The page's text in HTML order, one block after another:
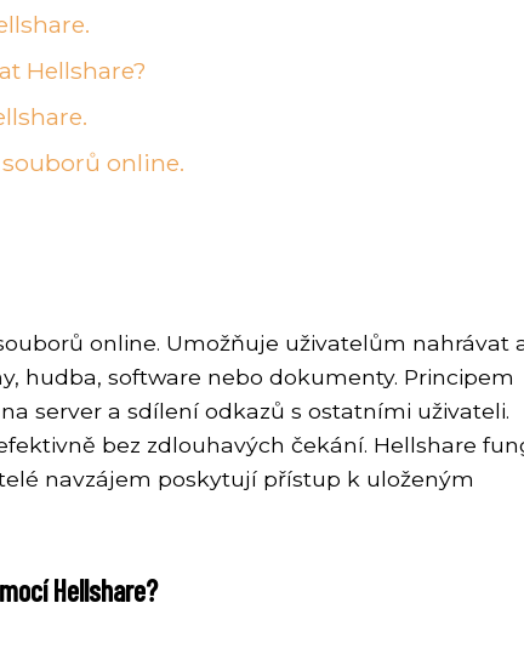
Hellshare?
online.
online. Umožňuje uživatelům nahrávat
hudba, software nebo dokumenty. Principem
server a sdílení odkazů s ostatními uživateli.
bez zdlouhavých čekání. Hellshare
navzájem poskytují přístup k uloženým
Hellshare?